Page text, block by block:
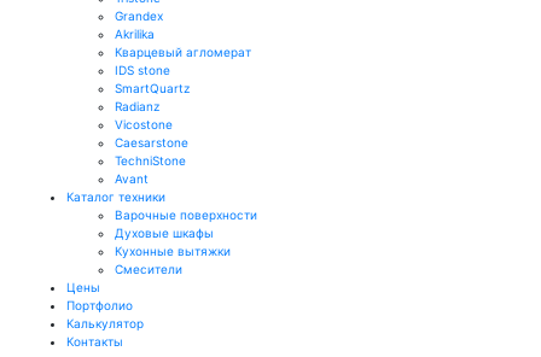
Grandex
Akrilika
Кварцевый агломерат
IDS stone
SmartQuartz
Radianz
Vicostone
Caesarstone
TechniStone
Avant
Каталог техники
Варочные поверхности
Духовые шкафы
Кухонные вытяжки
Смесители
Цены
Портфолио
Калькулятор
Контакты